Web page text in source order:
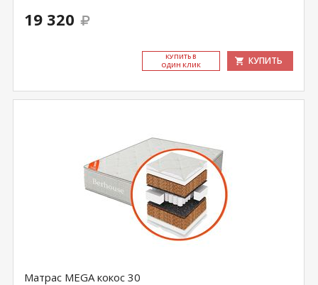
19 320
КУ­ПИТЬ В
ОДИН КЛИК
КУПИТЬ
Матрас MEGA кокос 30